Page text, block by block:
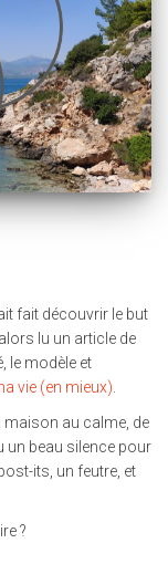
fait découvrir le but
lu un article de
le modèle et
vie (en mieux).
maison au calme, de
un beau silence pour
its, un feutre, et
?